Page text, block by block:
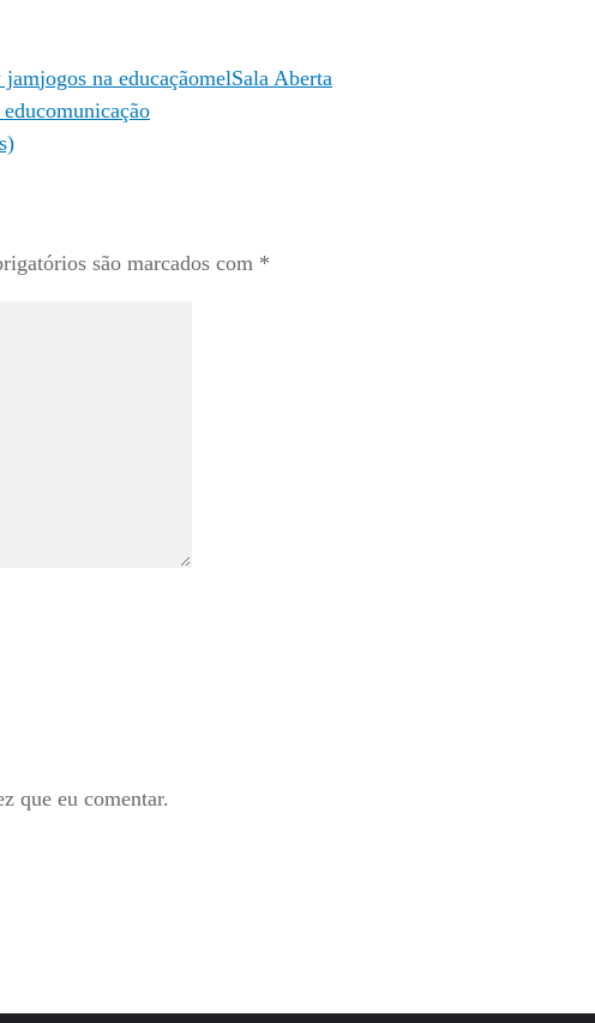
jamjogos na educaçãomelSala Aberta
são marcados com *
que eu comentar.